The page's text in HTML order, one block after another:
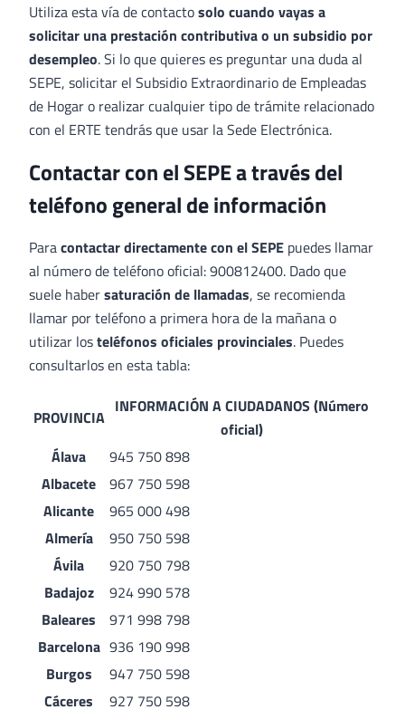
Utiliza esta vía de contactosolo cuando vayas a
solicitar una prestación contributiva o un subsidio por
desempleo. Si lo que quieres es preguntar una duda al
SEPE, solicitar el Subsidio Extraordinario de Empleadas
de Hogar o realizar cualquier tipo de trámite relacionado
con el ERTE tendrás que usar la Sede Electrónica.
Contactar con el SEPE a través del
teléfono general de información
Paracontactar directamente con el SEPE puedes llamar
al número de teléfono oficial: 900812400. Dado que
suele habersaturación de llamadas, se recomienda
llamar por teléfono a primera hora de la mañana o
utilizar losteléfonos oficiales provinciales. Puedes
consultarlos en esta tabla:
PROVINCIA
INFORMACIÓN A CIUDADANOS (Número
oficial)
Álava
945 750 898
Albacete
967 750 598
Alicante
965 000 498
Almería
950 750 598
Ávila
920 750 798
Badajoz
924 990 578
Baleares
971 998 798
Barcelona 936 190 998
Burgos
947 750 598
Cáceres
927 750 598